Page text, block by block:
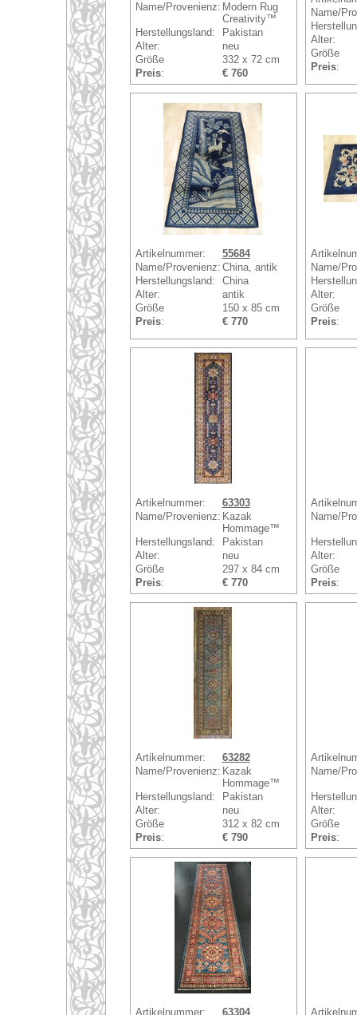
Name/Provenienz: Modern Rug
Creativity™
Herstellungsland:
Pakistan
Alter:
neu
Größe
332 x 72 cm
Preis: € 760
Name/
Alter:
Größe
Preis:
Artikelnummer:
55684
Name/Provenienz: China, antik
Herstellungsland:
China
Alter:
antik
Größe
150 x 85 cm
Preis: € 770
Name/
Alter:
Größe
Preis:
Artikelnummer:
63303
Name/Provenienz: Kazak
Hommage™
Herstellungsland:
Pakistan
Alter:
neu
Größe
297 x 84 cm
Preis: € 770
Name/
Alter:
Größe
Preis:
Artikelnummer:
63282
Name/Provenienz: Kazak
Hommage™
Herstellungsland:
Pakistan
Alter:
neu
Größe
312 x 82 cm
Preis: € 790
Name/
Alter:
Größe
Preis:
Artikelnummer: 63304